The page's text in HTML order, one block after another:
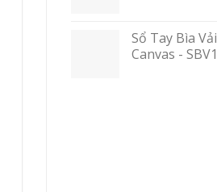
Sổ Tay Bìa Vải
Canvas - SBV1